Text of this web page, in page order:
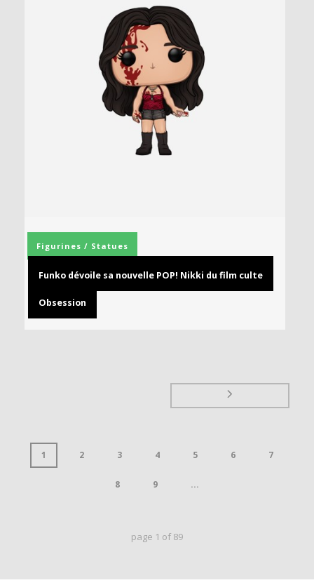
Figurines / Statues
Funko dévoile sa nouvelle POP! Nikki du film culte
Obsession
1 2 3 4 5 6 7
8 9 ...
page 1 of 89